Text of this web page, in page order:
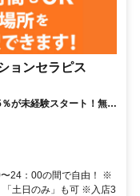
ョンセラピス
が未経験スタート！無料
を得られます⏰【東京
24：00の間で自由！ ※
土日のみ」も可 ※入店3